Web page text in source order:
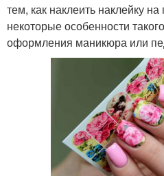
тем, как наклеить наклейку на
некоторые особенности
оформления маникюра или